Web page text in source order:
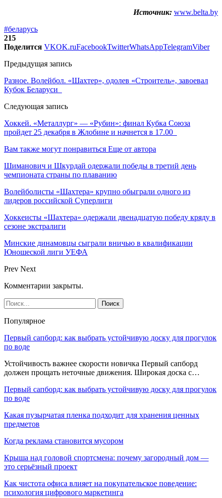
Источник: www.belta.by
#беларусь
215
Поделится VKOK.ruFacebookTwitterWhatsAppTelegramViber
Предыдущая запись
Разное. Волейбол. «Шахтер», одолев «Строитель», завоевал
Кубок Беларуси
Следующая запись
Хоккей. «Металлург» — «Рубин»: финал Кубка Союза
пройдет 25 декабря в Жлобине и начнется в 17.00
Вам также могут понравиться Еще от автора
Шиманович и Шкурдай одержали победы в третий день
чемпионата страны по плаванию
Волейболисты «Шахтера» крупно обыграли одного из
лидеров российской Суперлиги
Хоккеисты «Шахтера» одержали двенадцатую победу кряду в
сезоне экстралиги
Минские динамовцы сыграли вничью в квалификации
Юношеской лиги УЕФА
Prev Next
Комментарии закрыты.
Популярное
Первый сапборд: как выбрать устойчивую доску для прогулок
по воде
Устойчивость важнее скорости новичка Первый сапборд
должен прощать неточные движения. Широкая доска с…
Первый сапборд: как выбрать устойчивую доску для прогулок
по воде
Какая пузырчатая пленка подходит для хранения ценных
предметов
Когда реклама становится мусором
Крыша над головой спортсмена: почему загородный дом —
это серьёзный проект
Как чистота офиса влияет на покупательское поведение:
психология цифрового маркетинга